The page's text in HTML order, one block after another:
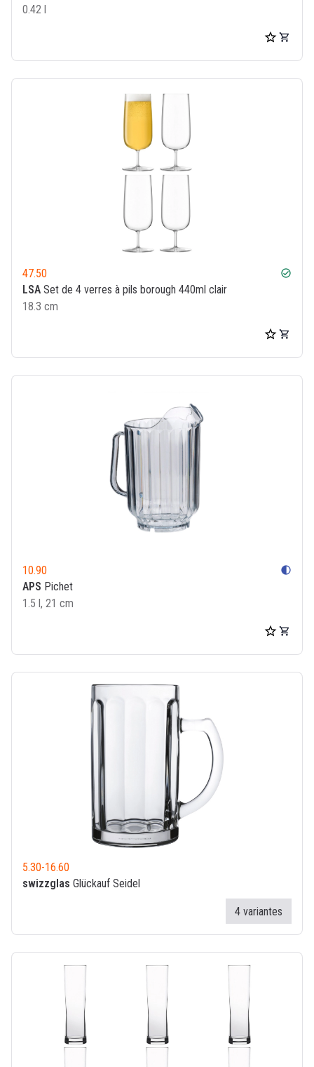
0.42 l
47.50 check_circle
LSA Set de 4 verres à pils borough 440ml clair
18.3 cm
10.90 contrast
APS Pichet
1.5 l, 21 cm
5.30-16.60
swizzglas Glückauf Seidel
4 variantes